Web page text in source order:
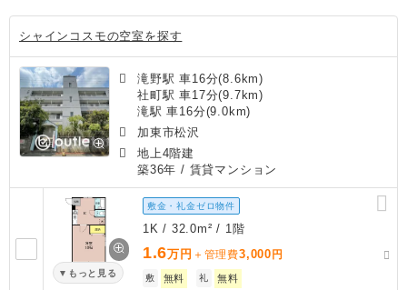
シャインコスモの空室を探す
滝野駅 車16分(8.6km)
社町駅 車17分(9.7km)
滝駅 車16分(9.0km)
加東市松沢
地上4階建
築36年 / 賃貸マンション
もっと見る
敷金・礼金ゼロ物件
1K / 32.0m² / 1階
1.6万円 ＋管理費3,000 円
敷 無料 礼 無料